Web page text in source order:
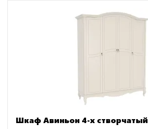
Шкаф Авиньон 4-х створчатый